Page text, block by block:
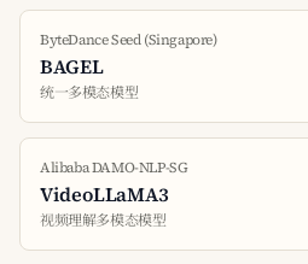
ByteDance Seed (Singapore)
BAGEL
统一多模态模型
Alibaba DAMO-NLP-SG
VideoLLaMA3
视频理解多模态模型